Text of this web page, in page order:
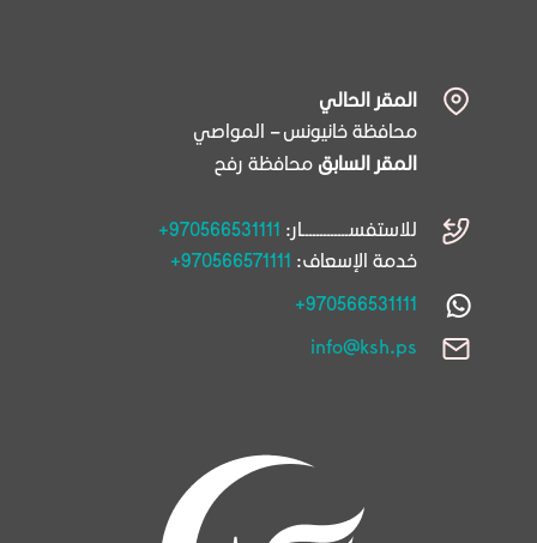
المقر الحالي
محافظة خانيونس – المواصي
المقر السابق محافظة رفح
للاستفســـــــــــــار: +970566531111
خدمة الإسعاف: +970566571111
+970566531111
info@ksh.ps